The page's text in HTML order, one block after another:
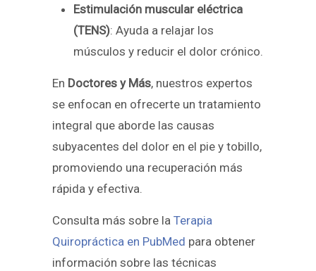
Estimulación muscular eléctrica
(TENS): Ayuda a relajar los
músculos y reducir el dolor crónico.
En Doctores y Más, nuestros expertos
se enfocan en ofrecerte un tratamiento
integral que aborde las causas
subyacentes del dolor en el pie y tobillo,
promoviendo una recuperación más
rápida y efectiva.
Consulta más sobre la Terapia
Quiropráctica en PubMed para obtener
información sobre las técnicas